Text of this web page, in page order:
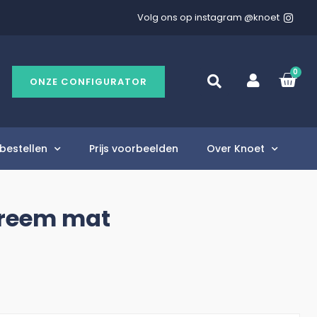
Volg ons op instagram @knoet
ONZE CONFIGURATOR
0
Prijs voorbeelden Over Knoet
mat